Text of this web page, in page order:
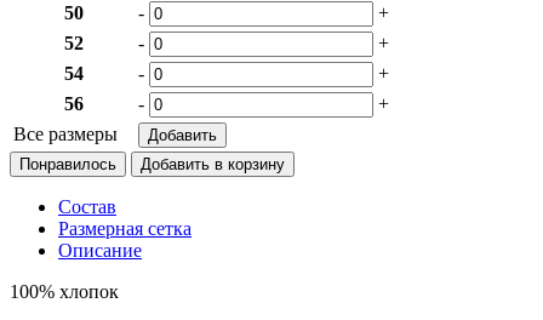
50
-
+
52
-
+
54
-
+
56
-
+
Все размеры
Понравилось
Состав
Размерная сетка
Описание
100% хлопок